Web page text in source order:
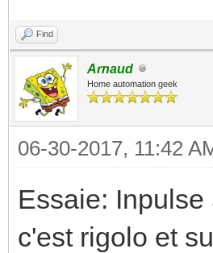
Find
Arnaud
Home automation geek
06-30-2017, 11:42
Essaie:
c'est rigolo et